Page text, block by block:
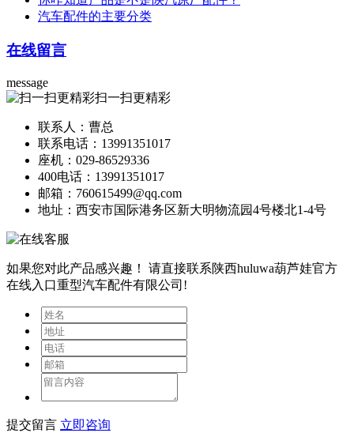
汽车配件的主要分类
在线留言
message
扫一扫更精彩
联系人：曹总
联系电话：13991351017
座机：029-86529336
400电话：13991351017
邮箱：760615499@qq.com
地址：西安市国际港务区新大明物流园4号楼北1-4号
如果您对此产品感兴趣！
请直接联系陕西huluwa葫芦娃官方
在线入口重型汽车配件有限公司!
提交留言 立即咨询